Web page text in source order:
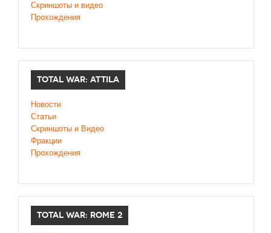
Скриншоты и видео
Прохождения
TOTAL WAR: ATTILA
Новости
Статьи
Скриншоты и Видео
Фракции
Прохождения
TOTAL WAR: ROME 2